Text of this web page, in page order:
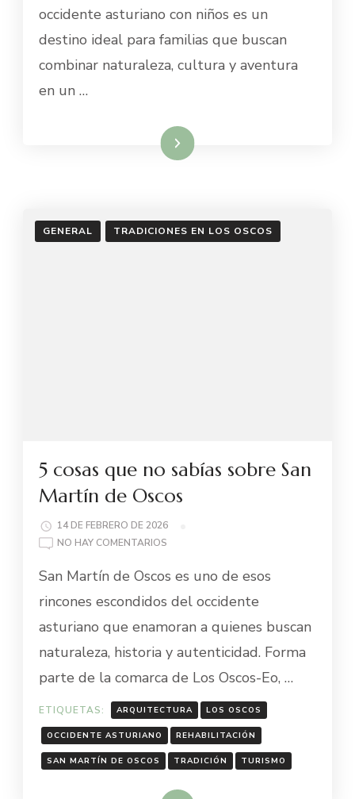
occidente asturiano con niños es un
destino ideal para familias que buscan
combinar naturaleza, cultura y aventura
en un …
Leer más
GENERAL TRADICIONES EN LOS OSCOS
5 cosas que no sabías sobre San
Martín de Oscos
14 DE FEBRERO DE 2026
NO HAY COMENTARIOS
COSAS
NO
SABÍAS
SAN
MARTÍN
OSCOS
San Martín de Oscos es uno de esos
rincones escondidos del occidente
asturiano que enamoran a quienes buscan
naturaleza, historia y autenticidad. Forma
parte de la comarca de Los Oscos-Eo, …
ETIQUETAS: ARQUITECTURA LOS OSCOS
OCCIDENTE ASTURIANO REHABILITACIÓN
SAN MARTÍN DE OSCOS TRADICIÓN TURISMO